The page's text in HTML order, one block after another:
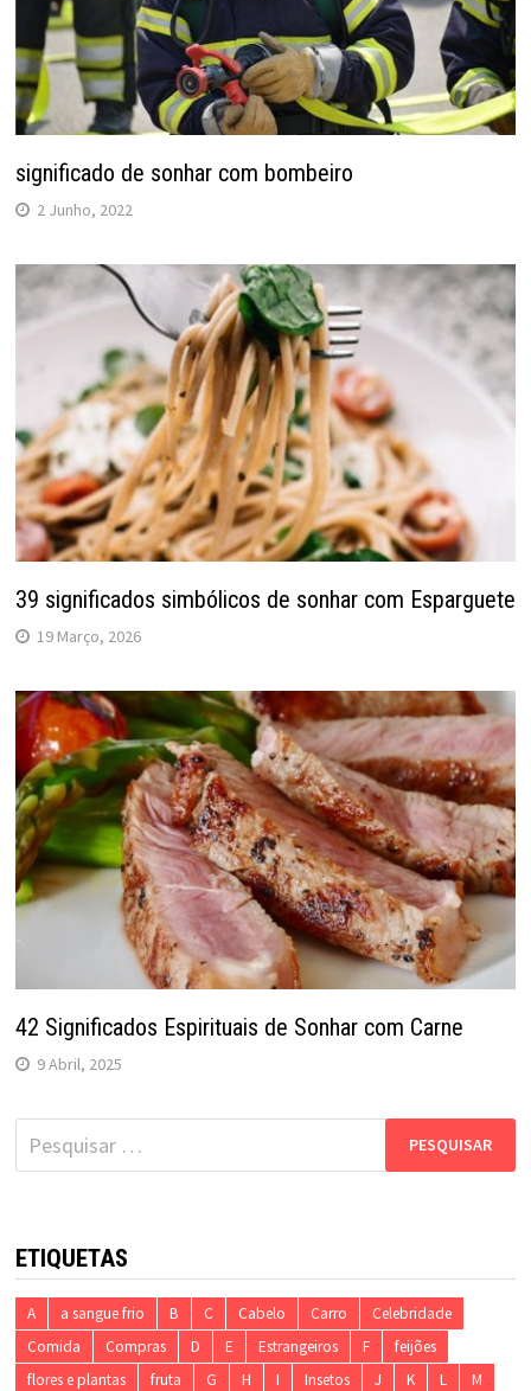
significado de sonhar com bombeiro
2 Junho, 2022
39 significados simbólicos de sonhar com Esparguete
19 Março, 2026
42 Significados Espirituais de Sonhar com Carne
9 Abril, 2025
Pesquisar
por:
ETIQUETAS
A a sangue frio B C Cabelo Carro
Celebridade
Comida
Compras D E Estrangeiros F
feijões
flores e plantas
fruta G H I Insetos J K L
M